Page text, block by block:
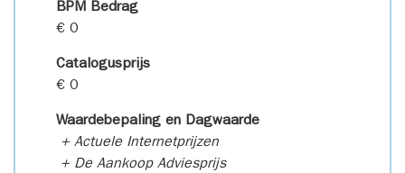
BPM Bedrag
€ 0
Catalogusprijs
€ 0
Waardebepaling en Dagwaarde
+ Actuele Internetprijzen
+ De Aankoop Adviesprijs